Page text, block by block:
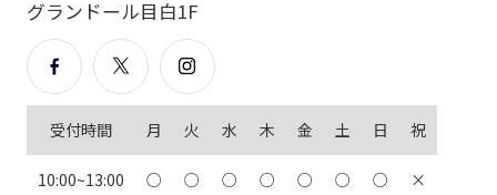
グランドール目白1F
受付時間 月 火 水 木 金 土 日 祝
10:00~13:00 ○ ○ ○ ○ ○ ○ ○ ×